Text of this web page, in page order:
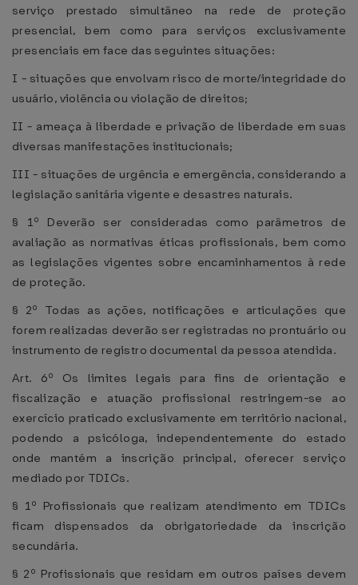
serviço prestado simultâneo na rede de proteção
presencial, bem como para serviços exclusivamente
presenciais em face das seguintes situações:
I - situações que envolvam risco de morte/integridade do
usuário, violência ou violação de direitos;
II - ameaça à liberdade e privação de liberdade em suas
diversas manifestações institucionais;
III - situações de urgência e emergência, considerando a
legislação sanitária vigente e desastres naturais.
§ 1º Deverão ser consideradas como parâmetros de
avaliação as normativas éticas profissionais, bem como
as legislações vigentes sobre encaminhamentos à rede
de proteção.
§ 2º Todas as ações, notificações e articulações que
forem realizadas deverão ser registradas no prontuário ou
instrumento de registro documental da pessoa atendida.
Art. 6º Os limites legais para fins de orientação e
fiscalização e atuação profissional restringem-se ao
exercício praticado exclusivamente em território nacional,
podendo a psicóloga, independentemente do estado
onde mantém a inscrição principal, oferecer serviço
mediado por TDICs.
§ 1º Profissionais que realizam atendimento em TDICs
ficam dispensados da obrigatoriedade da inscrição
secundária.
§ 2º Profissionais que residam em outros países devem